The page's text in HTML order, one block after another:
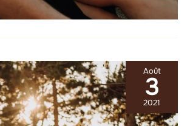
Août
3
2021